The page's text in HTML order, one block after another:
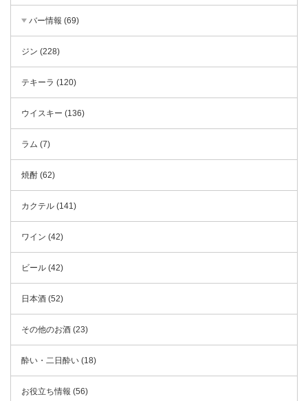
バー情報 (69)
ジン (228)
テキーラ (120)
ウイスキー (136)
ラム (7)
焼酎 (62)
カクテル (141)
ワイン (42)
ビール (42)
日本酒 (52)
その他のお酒 (23)
酔い・二日酔い (18)
お役立ち情報 (56)